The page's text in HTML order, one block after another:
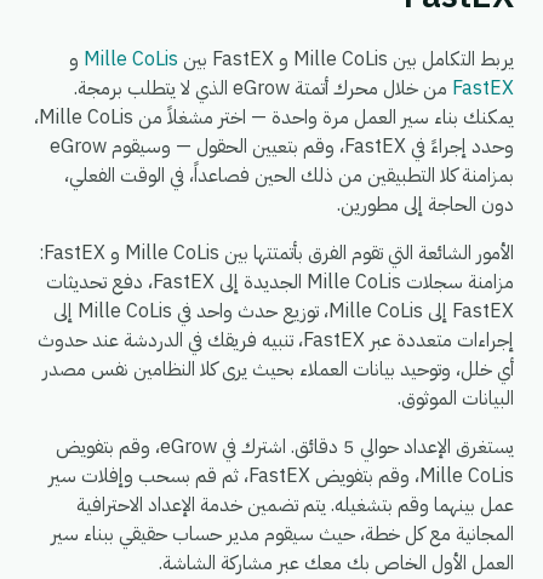
يربط التكامل بين Mille CoLis و FastEX بين Mille CoLis و
FastEX
من خلال محرك أتمتة eGrow الذي لا يتطلب برمجة.
يمكنك بناء سير العمل مرة واحدة — اختر مشغلاً من Mille CoLis،
وحدد إجراءً في FastEX، وقم بتعيين الحقول — وسيقوم eGrow
بمزامنة كلا التطبيقين من ذلك الحين فصاعداً، في الوقت الفعلي،
دون الحاجة إلى مطورين.
الأمور الشائعة التي تقوم الفرق بأتمتتها بين Mille CoLis و FastEX:
مزامنة سجلات Mille CoLis الجديدة إلى FastEX، دفع تحديثات
FastEX إلى Mille CoLis، توزيع حدث واحد في Mille CoLis إلى
إجراءات متعددة عبر FastEX، تنبيه فريقك في الدردشة عند حدوث
أي خلل، وتوحيد بيانات العملاء بحيث يرى كلا النظامين نفس مصدر
البيانات الموثوق.
يستغرق الإعداد حوالي 5 دقائق. اشترك في eGrow، وقم بتفويض
Mille CoLis، وقم بتفويض FastEX، ثم قم بسحب وإفلات سير
عمل بينهما وقم بتشغيله. يتم تضمين خدمة الإعداد الاحترافية
المجانية مع كل خطة، حيث سيقوم مدير حساب حقيقي ببناء سير
العمل الأول الخاص بك معك عبر مشاركة الشاشة.